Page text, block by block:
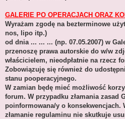
GALERIE PO OPERACJACH ORAZ
Wyrażam zgodę na bezterminowe
nos, lipo itp.)
od dnia ... ... ... (np. 07.05.2007) w
przenoszę prawa autorskie do w/w
właścicielem, nieodpłatnie na rzecz
Zobowiązuję się również do
stanu pooperacyjnego.
W zamian będę mieć możliwość
forum. W przypadku złamania zasad
poinformowana/y o konsekwencjach.
złamanie regulaminu nie skutkuje